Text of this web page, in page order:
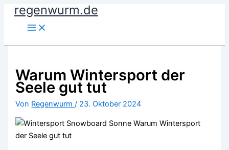
Zumregenwurm.de
Warum Wintersport der
Seele gut tut
Von Regenwurm/ 23. Oktober 2024